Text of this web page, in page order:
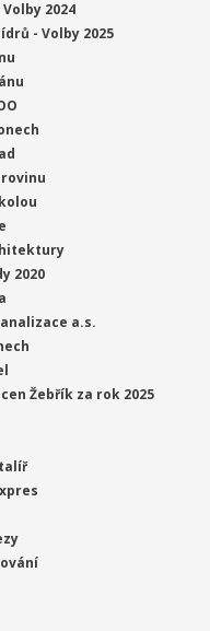
2024
- Volby 2025
2020
a.s.
Žebřík za rok 2025